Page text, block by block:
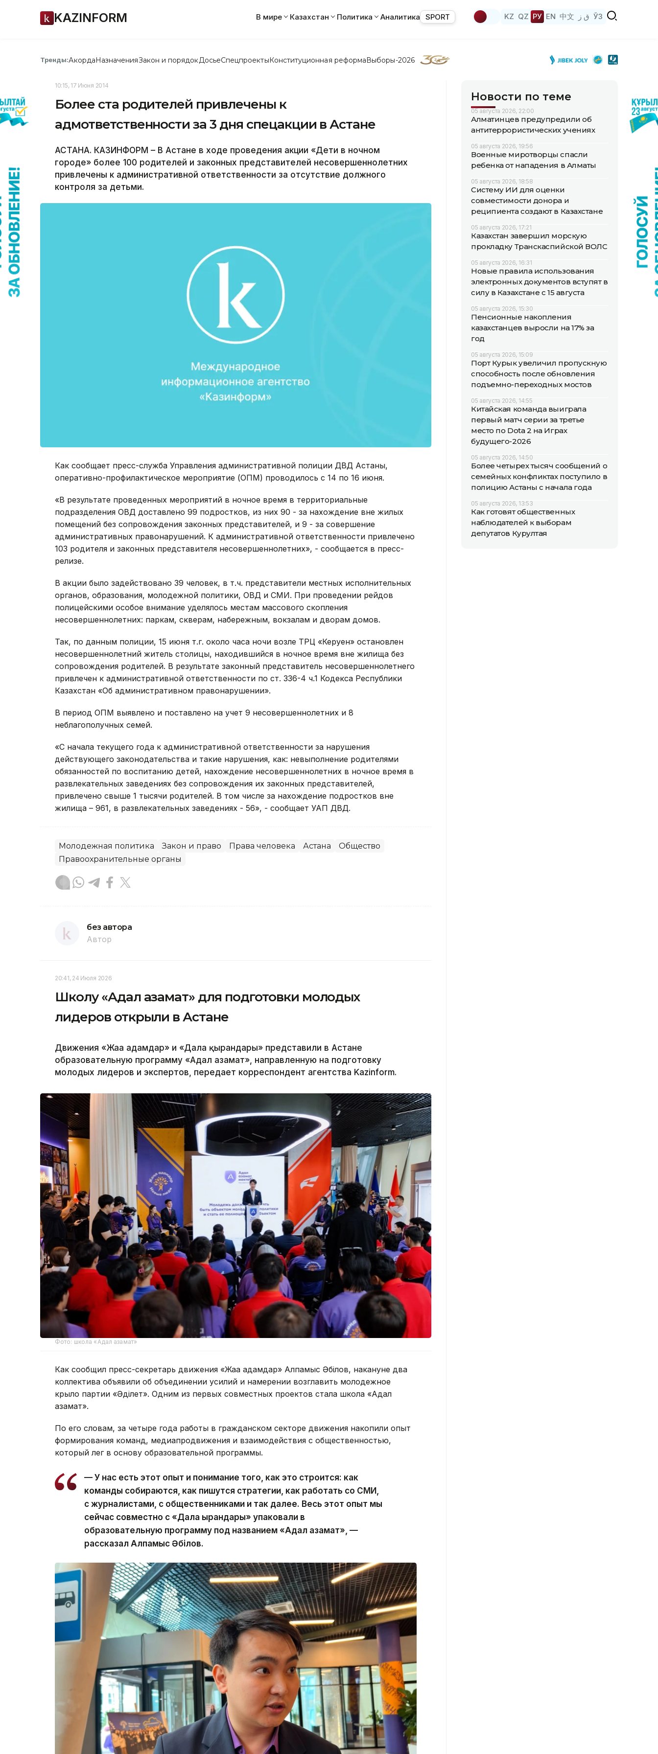
KAZINFORM В мире Казахстан Политика Аналитика SPORT KZ QZ РУ EN 中文 ق ز ЎЗ
Тренды:АкордаНазначенияЗакон и порядок ДосьеСпецпроектыКонституционная реформаВыборы-2026
10:15, 17 Июня 2014
Более ста родителей привлечены к
адмответственности за 3 дня спецакции в Астане
АСТАНА. КАЗИНФОРМ – В Астане в ходе проведения акции «Дети в ночном
городе» более 100 родителей и законных представителей несовершеннолетних
привлечены к административной ответственности за отсутствие должного
контроля за детьми.
Как сообщает пресс-служба Управления административной полиции ДВД Астаны,
оперативно-профилактическое мероприятие (ОПМ) проводилось с 14 по 16 июня.
«В результате проведенных мероприятий в ночное время в территориальные
подразделения ОВД доставлено 99 подростков, из них 90 - за нахождение вне жилых
помещений без сопровождения законных представителей, и 9 - за совершение
административных правонарушений. К административной ответственности привлечено
103 родителя и законных представителя несовершеннолетних», - сообщается в пресс-
релизе.
В акции было задействовано 39 человек, в т.ч. представители местных исполнительных
органов, образования, молодежной политики, ОВД и СМИ. При проведении рейдов
полицейскими особое внимание уделялось местам массового скопления
несовершеннолетних: паркам, скверам, набережным, вокзалам и дворам домов.
Так, по данным полиции, 15 июня т.г. около часа ночи возле ТРЦ «Керуен» остановлен
несовершеннолетний житель столицы, находившийся в ночное время вне жилища без
сопровождения родителей. В результате законный представитель несовершеннолетнего
привлечен к административной ответственности по ст. 336-4 ч.1 Кодекса Республики
Казахстан «Об административном правонарушении».
В период ОПМ выявлено и поставлено на учет 9 несовершеннолетних и 8
неблагополучных семей.
«С начала текущего года к административной ответственности за нарушения
действующего законодательства и такие нарушения, как: невыполнение родителями
обязанностей по воспитанию детей, нахождение несовершеннолетних в ночное время в
развлекательных заведениях без сопровождения их законных представителей,
привлечено свыше 1 тысячи родителей. В том числе за нахождение подростков вне
жилища – 961, в развлекательных заведениях - 56», - сообщает УАП ДВД.
Молодежная политика Закон и право Права человека Астана
Общество
Правоохранительные органы
без автора
Автор
20:41, 24 Июля 2026
Школу «Адал азамат» для подготовки молодых
лидеров открыли в Астане
Движения «Жаңа адамдар» и «Дала қырандары» представили в Астане
образовательную программу «Адал азамат», направленную на подготовку
молодых лидеров и экспертов, передает корреспондент агентства Kazinform.
Фото: школа «Адал азамат»
Как сообщил пресс-секретарь движения «Жаңа адамдар» Алпамыс Әбілов, накануне два
коллектива объявили об объединении усилий и намерении возглавить молодежное
крыло партии «Әділет». Одним из первых совместных проектов стала школа «Адал
азамат».
По его словам, за четыре года работы в гражданском секторе движения накопили опыт
формирования команд, медиапродвижения и взаимодействия с общественностью,
который лег в основу образовательной программы.
— У нас есть этот опыт и понимание того, как это строится: как
команды собираются, как пишутся стратегии, как работать со СМИ,
с журналистами, с общественниками и так далее. Весь этот опыт мы
сейчас совместно с «Дала қырандары» упаковали в
образовательную программу под названием «Адал азамат», —
рассказал Алпамыс Әбілов.
Новости по теме
05 августа 2026, 22:00
Алматинцев предупредили об
антитеррористических учениях
05 августа 2026, 19:56
Военные миротворцы спасли
ребенка от нападения в Алматы
05 августа 2026, 18:58
Систему ИИ для оценки
совместимости донора и
реципиента создают в Казахстане
05 августа 2026, 17:21
Казахстан завершил морскую
прокладку Транскаспийской ВОЛС
05 августа 2026, 16:31
Новые правила использования
электронных документов вступят в
силу в Казахстане с 15 августа
05 августа 2026, 15:30
Пенсионные накопления
казахстанцев выросли на 17% за
год
05 августа 2026, 15:09
Порт Курык увеличил пропускную
способность после обновления
подъемно-переходных мостов
05 августа 2026, 14:55
Китайская команда выиграла
первый матч серии за третье
место по Dota 2 на Играх
будущего-2026
05 августа 2026, 14:50
Более четырех тысяч сообщений о
семейных конфликтах поступило в
полицию Астаны с начала года
05 августа 2026, 13:53
Как готовят общественных
наблюдателей к выборам
депутатов Курултая